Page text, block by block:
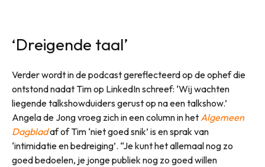
‘Dreigende taal’
Verder wordt in de podcast gereflecteerd op de ophef die
ontstond nadat Tim op LinkedIn schreef: ‘Wij wachten
liegende talkshowduiders gerust op na een talkshow.’
Angela de Jong vroeg zich in een column in hetAlgemeen
Dagbladaf of Tim ‘niet goed snik’ is en sprak van
‘intimidatie en bedreiging’. “Je kunt het allemaal nog zo
goed bedoelen, je jonge publiek nog zo goed willen